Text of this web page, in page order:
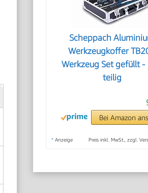
Scheppach
Werkzeugkoffer
Werkzeug Set gefüllt -
teilig
Bei Amazon
* Anzeige Preis inkl. MwSt., zzgl.